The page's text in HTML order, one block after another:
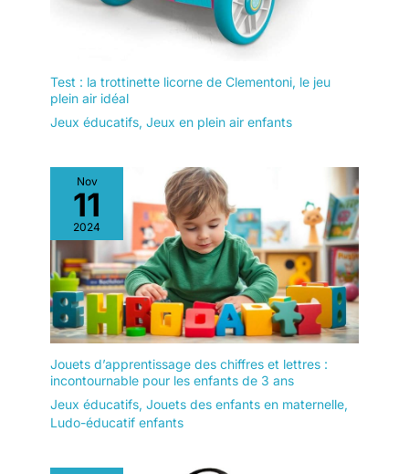
Test : la trottinette licorne de Clementoni, le jeu
plein air idéal
Jeux éducatifs, Jeux en plein air enfants
Nov
11
2024
Jouets d’apprentissage des chiffres et lettres :
incontournable pour les enfants de 3 ans
Jeux éducatifs, Jouets des enfants en maternelle,
Ludo-éducatif enfants